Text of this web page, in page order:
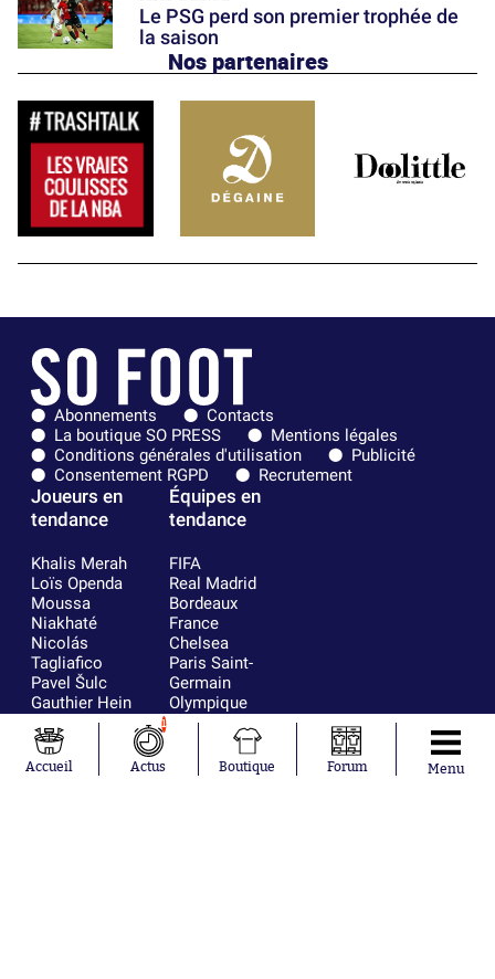
Le PSG perd son premier trophée de
la saison
Nos partenaires
Abonnements
Contacts
La boutique SO PRESS
Mentions légales
Conditions générales d'utilisation
Publicité
Consentement RGPD
Recrutement
Joueurs en
tendance
Khalis Merah
Loïs Openda
Moussa
Niakhaté
Nicolás
Tagliafico
Pavel Šulc
Gauthier Hein
Lionel Messi
Gonzalo
García Torres
Gio Reyna
Équipes en
tendance
FIFA
Real Madrid
Bordeaux
France
Chelsea
Paris Saint-
Germain
Olympique
lyonnais
AC Milan
RC Strasbourg
RC Lens
Accueil
1
Actus Boutique Forum Menu